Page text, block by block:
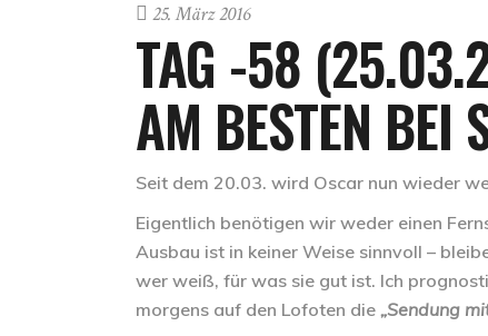
25. März 2016
TAG -58
AM BESTEN BEI
Seit dem 20.03. wird Oscar nun wieder
Eigentlich benötigen wir weder einen
Ausbau ist in keiner Weise sinnvoll –
wer weiß, für was sie gut ist. Ich
morgens auf den Lofoten die „Sendung